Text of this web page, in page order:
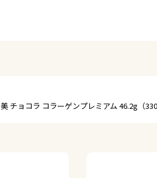
美 チョコラ コラーゲンプレミアム 46.2g（